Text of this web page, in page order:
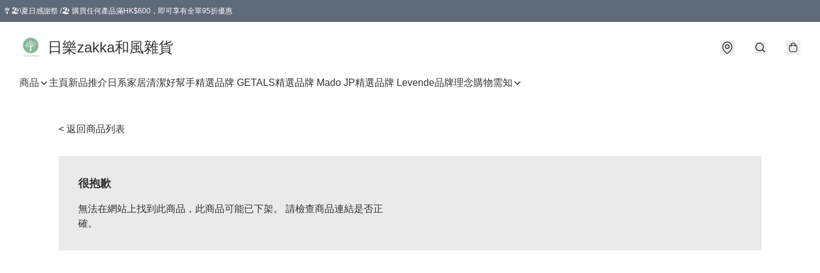
🎐🏖️\夏日感謝祭 /🏖️ 購買任何產品滿HK$600，即可享有全單95折優惠
日樂zakka和風雜貨
商品 主頁新品推介 日系家居清潔好幫手精選品牌 GETALS精選品牌 Mado JP精選品牌 Levende品牌理念購物需知
< 返回商品列表
很抱歉
無法在網站上找到此商品，此商品可能已下架。 請檢查商品連結是否正
確。